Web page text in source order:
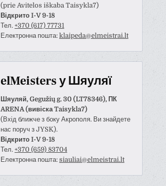
(prie Avitelos iškaba Taisykla7)
Відкрито I-V 9-18
Тел. +370 (617) 77731
Електронна пошта: klaipeda@elmeistrai.lt
elMeisters у Шяуляї
Шяуляй, Gegužių g. 30 (LT78346), ПК
ARENA (вивіска Taisykla7)
(Вхід ближче з боку Акрополя. Ви знайдете
нас поруч з JYSK).
Відкрито I-V 9-18
Тел. +370 (659) 83704
Електронна пошта: siauliai@elmeistrai.lt